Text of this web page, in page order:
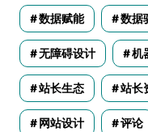
数据赋能 数据
无障碍设计 机
站长生态 站长
网站设计 评论